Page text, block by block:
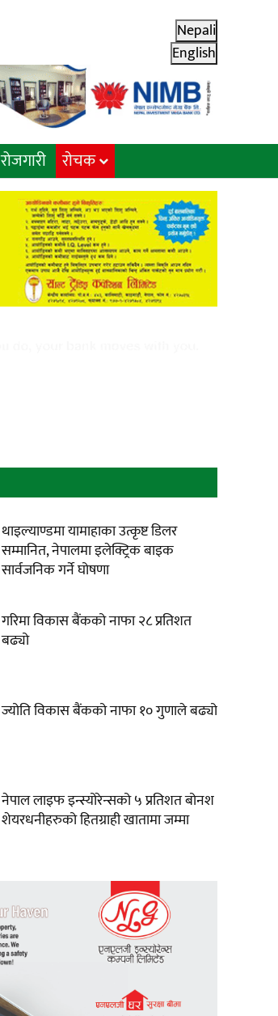
Nepali
English
रोजगारी राेचक
थाइल्याण्डमा यामाहाका उत्कृष्ट डिलर
सम्मानित, नेपालमा इलेक्ट्रिक बाइक
सार्वजनिक गर्ने घोषणा
गरिमा विकास बैंकको नाफा २८ प्रतिशत
बढ्यो
ज्योति विकास बैंकको नाफा १० गुणाले बढ्यो
नेपाल लाइफ इन्स्योरेन्सको ५ प्रतिशत बोनश
शेयरधनीहरुको हितग्राही खातामा जम्मा